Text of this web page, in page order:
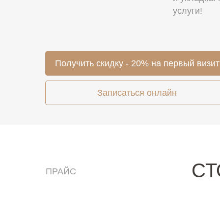
услуги!
Получить скидку - 20% на первый визит
Записаться онлайн
ПРАЙС